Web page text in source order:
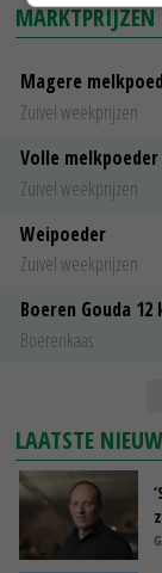
MARKTPRIJZEN
Magere
Zuivel weekprijzen
Volle melkpoeder
Zuivel weekprijzen
Weipoeder
Zuivel weekprijzen
Boeren Gouda 12
Boerenkaas
LAATSTE